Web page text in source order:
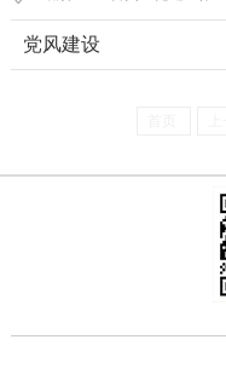
党风建设